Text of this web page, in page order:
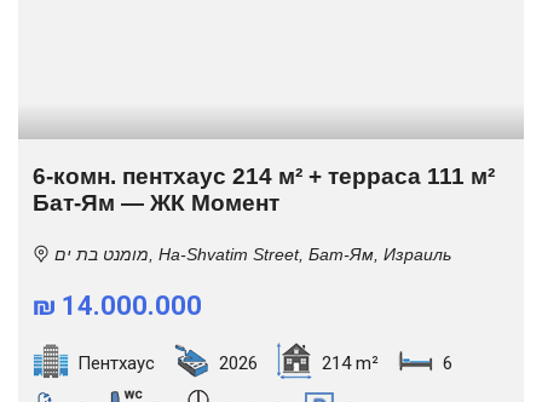
6-комн. пентхаус 214 м² + терраса 111 м²
Бат-Ям — ЖК Момент
מומנט בת ים, Ha-Shvatim Street, Бат-Ям, Израиль
₪ 14.000.000
Пентхаус 2026 214 m² 6